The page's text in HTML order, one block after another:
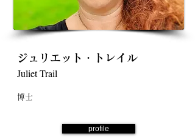
ジュリエット・トレイル
Juliet Trail
博士
profile